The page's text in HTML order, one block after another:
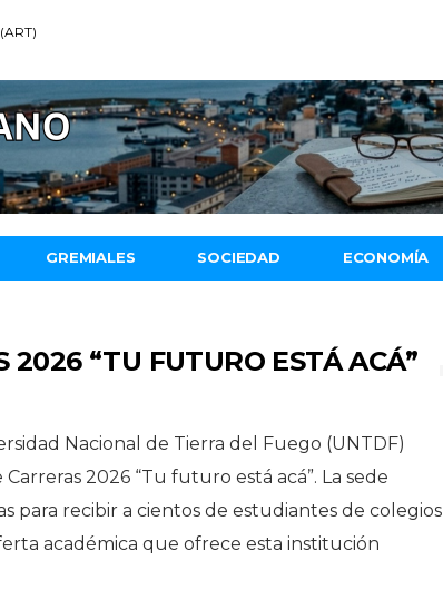
GREMIALES SOCIEDAD ECONOMÍA
2026 “TU FUTURO ESTÁ ACÁ”
Nacional de Tierra del Fuego (UNTDF)
2026 “Tu futuro está acá”. La sede
para recibir a cientos de estudiantes de colegios
académica que ofrece esta institución